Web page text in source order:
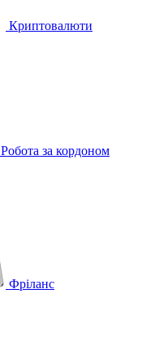
Криптовалюти
Робота за кордоном
Фріланс